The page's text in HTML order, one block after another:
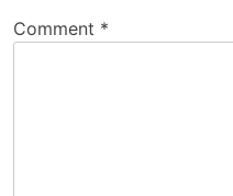
Comment *